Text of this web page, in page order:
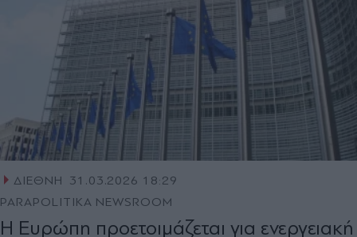
ΔΙΕΘΝΗ
31.03.2026 18:29
PARAPOLITIKA NEWSROOM
H Eυρώπη προετοιμάζεται για ενεργειακή